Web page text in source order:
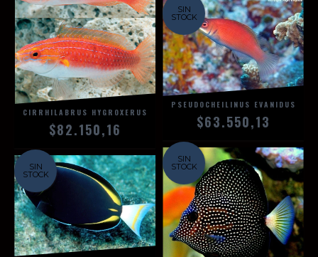
CIRRHILABRUS HYGROXERUS
$82.150,16
SIN
STOCK
PSEUDOCHEILINUS EVANIDUS
$63.550,13
SIN
STOCK
SIN
STOCK